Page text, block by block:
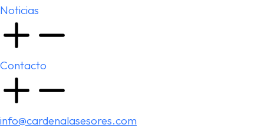
Noticias
Contacto
info@cardenalasesores.com